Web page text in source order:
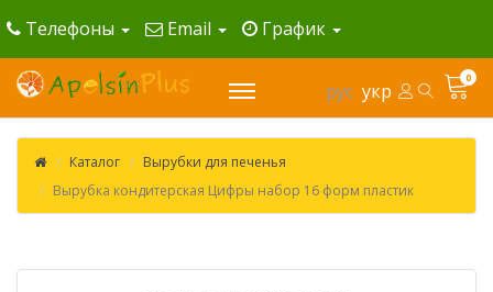
Телефоны Email График
рус укр
0
Каталог
Вырубки для печенья
Вырубка кондитерская Цифры набор 16 форм пластик